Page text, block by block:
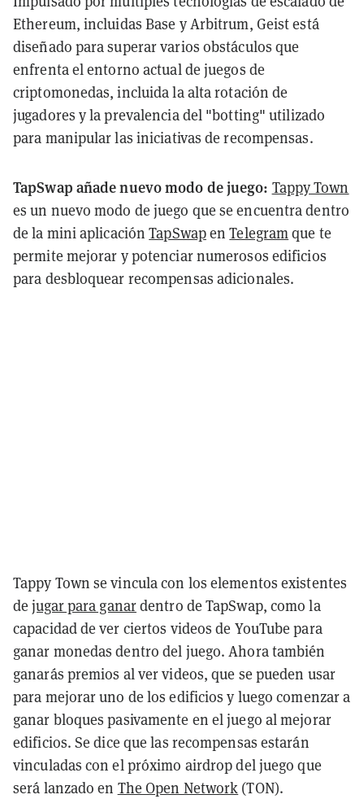
Ethereum, incluidas Base y Arbitrum, Geist está
diseñado para superar varios obstáculos que
enfrenta el entorno actual de juegos de
criptomonedas, incluida la alta rotación de
jugadores y la prevalencia del "botting" utilizado
para manipular las iniciativas de recompensas.
TapSwap añade nuevo modo de juego: Tappy Town
es un nuevo modo de juego que se encuentra dentro
de la mini aplicaciónTapSwapenTelegramque te
permite mejorar y potenciar numerosos edificios
para desbloquear recompensas adicionales.
Tappy Town se vincula con los elementos existentes
dejugar para ganardentro de TapSwap, como la
capacidad de ver ciertos videos de YouTube para
ganar monedas dentro del juego. Ahora también
ganarás premios al ver videos, que se pueden usar
para mejorar uno de los edificios y luego comenzar a
ganar bloques pasivamente en el juego al mejorar
edificios. Se dice que las recompensas estarán
vinculadas con el próximo airdrop del juego que
será lanzado en The Open Network (TON).